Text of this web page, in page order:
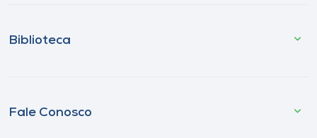
Biblioteca
Fale Conosco